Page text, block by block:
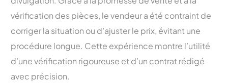
vérification des pièces, le vendeur a été contraint de
corriger la situation ou d’ajuster le prix, évitant une
procédure longue. Cette expérience montre l’utilité
d’une vérification rigoureuse et d’un contrat rédigé
avec précision.